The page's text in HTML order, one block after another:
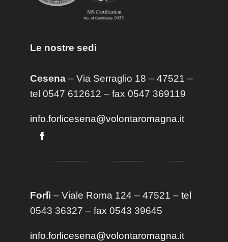
Le nostre sedi
Cesena– Via Serraglio 18 – 47521 –
tel 0547 612612 – fax 0547 369119
info.forlicesena@volontaromagna.it
Forlì – Viale Roma 124 – 47521 – tel
0543 36327 – fax 0543 39645
info.forlicesena@volontaromagna.it